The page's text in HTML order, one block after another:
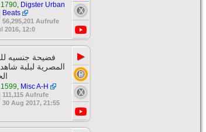
1790, Digster Urban
Beats
56,295,201 Aufrufe
2016, 12:0
فضيحة جنسيه
المصرية لبلبة
, Misc A-H
111,115 Aufrufe
30 Aug 2017, 21:55
▶